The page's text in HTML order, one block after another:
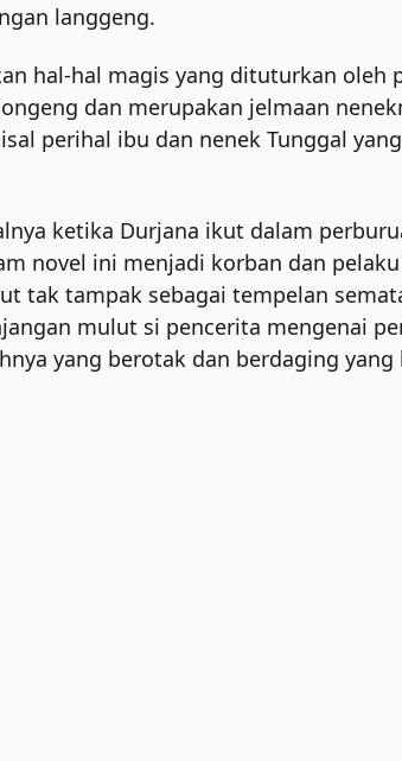
langgeng.
hal-hal magis yang dituturkan oleh
dan merupakan jelmaan
perihal ibu dan nenek Tunggal
ketika Durjana ikut dalam
novel ini menjadi korban dan
tak tampak sebagai tempelan
mulut si pencerita mengenai
yang berotak dan berdaging